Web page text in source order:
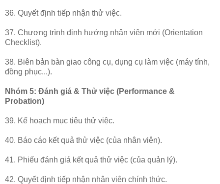
36. Quyết định tiếp nhận thử việc.
37. Chương trình định hướng nhân viên mới (Orientation
Checklist).
38. Biên bản bàn giao công cụ, dụng cụ làm việc (máy tính,
đồng phục...).
Nhóm 5: Đánh giá & Thử việc (Performance &
Probation)
39. Kế hoạch mục tiêu thử việc.
40. Báo cáo kết quả thử việc (của nhân viên).
41. Phiếu đánh giá kết quả thử việc (của quản lý).
42. Quyết định tiếp nhận nhân viên chính thức.